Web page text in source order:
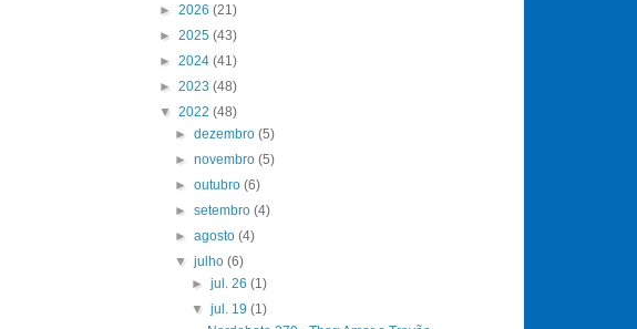
► 2026 (21)
► 2025 (43)
► 2024 (41)
► 2023 (48)
▼ 2022 (48)
►dezembro(5)
►novembro(5)
►outubro(6)
►setembro(4)
►agosto(4)
▼julho(6)
► jul. 26 (1)
▼ jul. 19 (1)